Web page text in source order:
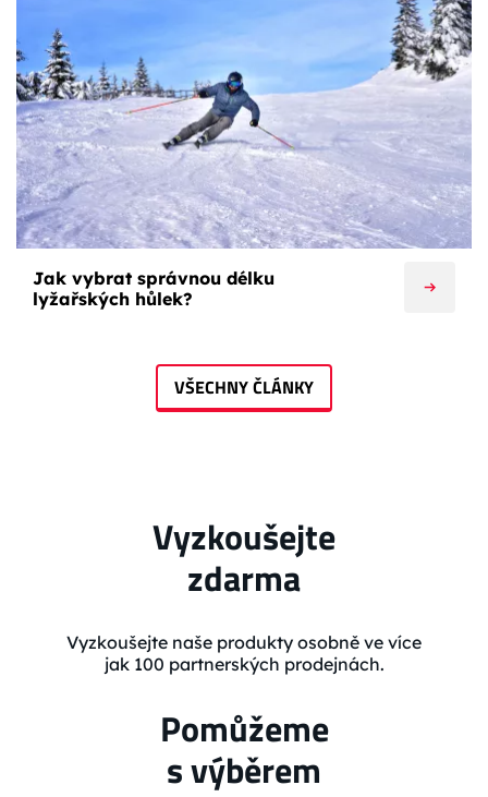
Jak vybrat správnou délku
lyžařských hůlek?
VŠECHNY ČLÁNKY
Vyzkoušejte
zdarma
Vyzkoušejte naše produkty osobně ve více
jak 100 partnerských prodejnách.
Pomůžeme
s výběrem